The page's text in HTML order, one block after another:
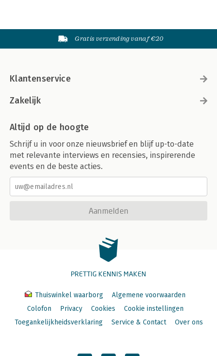
Gratis verzending vanaf €20
Klantenservice
Zakelijk
Altijd op de hoogte
Schrijf u in voor onze nieuwsbrief en blijf up-to-date
met relevante interviews en recensies, inspirerende
events en de beste acties.
Aanmelden
PRETTIG KENNIS MAKEN
Thuiswinkel waarborg
Algemene voorwaarden
Colofon
Privacy Cookies
Cookie instellingen
Toegankelijkheidsverklaring
Service & Contact Over ons